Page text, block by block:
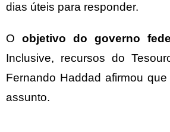
dias úteis para responder.
Oobjetivo do governo
Inclusive, recursos do
Fernando Haddad afirmou
assunto.